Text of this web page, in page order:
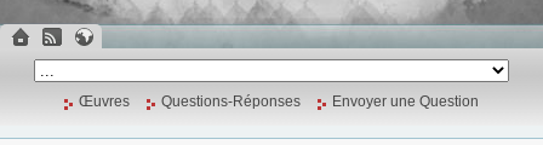
Œuvres Questions-Réponses Envoyer une Question